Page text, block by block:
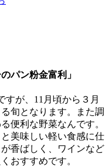
パン粉金富利」
すが、11月頃から３月
旬となります。また調
便利な野菜なんです。
美味しい軽い食感に仕
香ばしく、ワインなど
おすすめです。